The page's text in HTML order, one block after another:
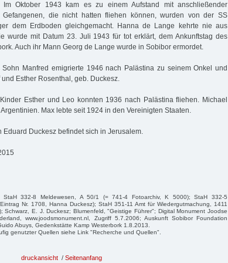
Im Oktober 1943 kam es zu einem Aufstand mit anschließender
Gefangenen, die nicht hatten fliehen können, wurden von der SS
dem Erdboden gleichgemacht. Hanna de Lange kehrte nie aus
wurde mit Datum 23. Juli 1943 für tot erklärt, dem Ankunftstag des
Auch ihr Mann Georg de Lange wurde in Sobibor ermordet.
Manfred emigrierte 1946 nach Palästina zu seinem Onkel und
Esther Rosenthal, geb. Duckesz.
Esther und Leo konnten 1936 nach Palästina fliehen. Michael
Max lebte seit 1924 in den Vereinigten Staaten.
Eduard Duckesz befindet sich in Jerusalem.
332-8 Meldewesen, A 50/1 (= 741-4 Fotoarchiv, K 5000); StaH 332-5
Nr. 1708, Hanna Duckesz); StaH 351-11 Amt für Wiedergutmachung, 1411
Schwarz, E. J. Duckesz; Blumenfeld, "Geistige Führer"; Digital Monument Joodse
www.joodsmonument.nl, Zugriff 5.7.2006; Auskunft Sobibor Foundation
Abuys, Gedenkstätte Kamp Westerbork 1.8.2013.
genutzter Quellen siehe Link "Recherche und Quellen".
druckansicht / Seitenanfang